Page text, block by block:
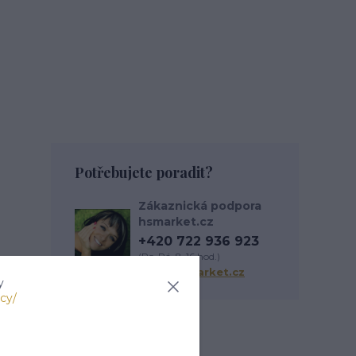
Potřebujete poradit?
Zákaznická podpora
hsmarket.cz
+420 722 936 923
(Po-Pá, 8-16 hod.)
info@hsmarket.cz